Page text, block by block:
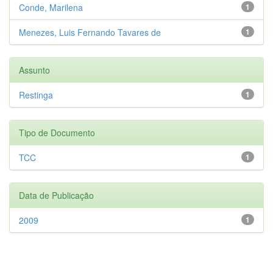
1
Conde, Marilena
1
Menezes, Luis Fernando Tavares de
Assunto
1
Restinga
Tipo de Documento
1
TCC
Data de Publicação
1
2009